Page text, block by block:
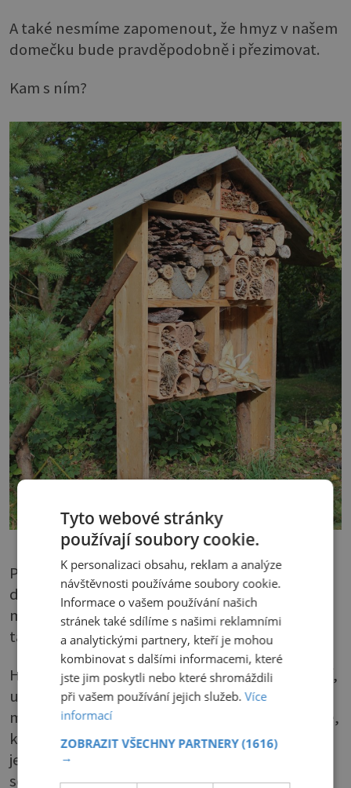
A také nesmíme zapomenout, že hmyz v našem
domečku bude pravděpodobně i přezimovat.
Kam s ním?
Pokud chceme postavit na zahradě hmyzí
domeček, měli bychom volit suché a slunné
místo, nejlépe v blízkosti záhonů, ale zároveň
tak, aby nám nepřekážel.
Hmyz nebývá zase tak moc citlivý na pohyb lidí,
umístění domečku do méně frekventovaného
místa na zahradě by ale mohli ocenit obyvatelé,
kteří se možná usadí v přízemí – slepýši,
ještěrky nebo ježci. A když kolem nestihneme
sekat trávu, nebude to rozhodně na škodu.
Tyto webové stránky
používají soubory cookie.
K personalizaci obsahu, reklam a analýze
návštěvnosti používáme soubory cookie.
Informace o vašem používání našich
stránek také sdílíme s našimi reklamními
a analytickými partnery, kteří je mohou
kombinovat s dalšími informacemi, které
jste jim poskytli nebo které shromáždili
při vašem používání jejich služeb.Více
informací
ZOBRAZIT VŠECHNY PARTNERY(1616)
→